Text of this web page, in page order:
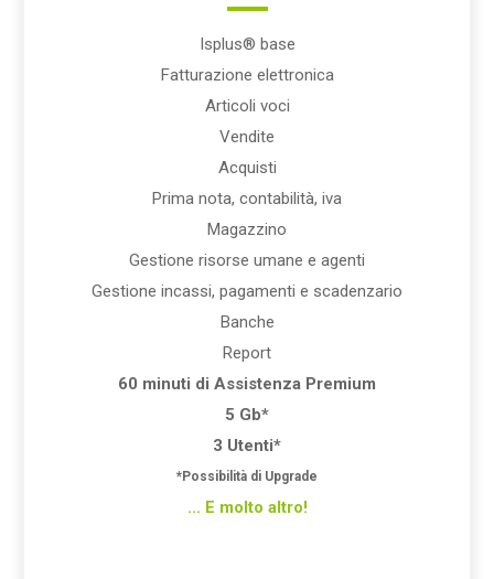
Isplus® base
Fatturazione elettronica
Articoli voci
Vendite
Acquisti
Prima nota, contabilità, iva
Magazzino
Gestione risorse umane e agenti
Gestione incassi, pagamenti e scadenzario
Banche
Report
60 minuti di Assistenza Premium
5 Gb*
3 Utenti*
*Possibilità di Upgrade
... E molto altro!